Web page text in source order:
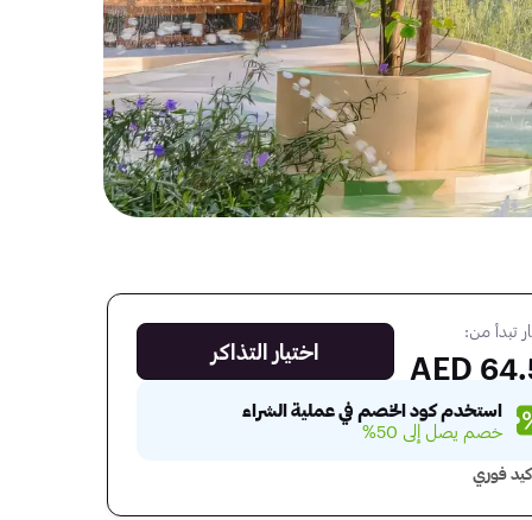
تبدأ من:
اختيار التذاكر
استخدم كود الخصم في عملية الشراء
خصم يصل إلى 50%
فوري